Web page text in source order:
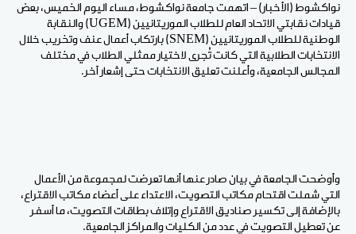
نواكشوط (الأخبار) – اتهمت جامعة نواكشوط، مساء اليوم الخميس، بعض
قيادات نقابتي الاتحاد العام للطلاب الموريتانيين (UGEM) والنقابة
الوطنية للطلاب الموريتانيين (SNEM) بارتكاب أعمال عنف وتخريب خلال
الانتخابات الطلابية التي كانت تُجرى لاختيار ممثلي الطلاب في مختلف
المجالس الجامعية، وأعلنت تعليق الانتخابات حتى إشعار آخر.
وأوضحت الجامعة في بيان صادر عنها أنها تعرضت لمجموعة من الأعمال
التي شملت اقتحام مكاتب التصويت، الاعتداء على أعضاء مكاتب الاقتراع،
بالإضافة إلى تكسير صناديق الاقتراع وإتلاف بطاقات التصويت، ما أسفر
عن تعطيل التصويت في عدد من الكليات والمراكز الجامعية.